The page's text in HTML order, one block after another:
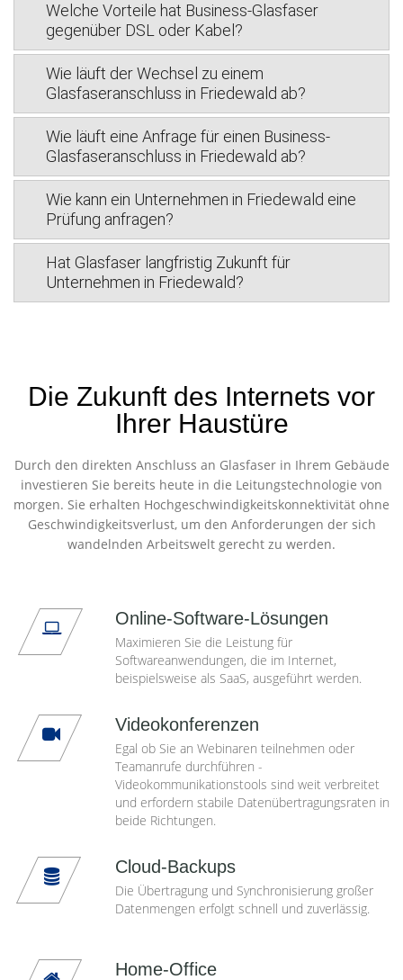
Welche Vorteile hat Business-Glasfaser
gegenüber DSL oder Kabel?
Wie läuft der Wechsel zu einem
Glasfaseranschluss in Friedewald ab?
Wie läuft eine Anfrage für einen Business-
Glasfaseranschluss in Friedewald ab?
Wie kann ein Unternehmen in Friedewald eine
Prüfung anfragen?
Hat Glasfaser langfristig Zukunft für
Unternehmen in Friedewald?
Die Zukunft des Internets vor
Ihrer Haustüre
Durch den direkten Anschluss an Glasfaser in Ihrem Gebäude
investieren Sie bereits heute in die Leitungstechnologie von
morgen. Sie erhalten Hochgeschwindigkeitskonnektivität ohne
Geschwindigkeitsverlust, um den Anforderungen der sich
wandelnden Arbeitswelt gerecht zu werden.
Online-Software-Lösungen
Maximieren Sie die Leistung für
Softwareanwendungen, die im Internet,
beispielsweise als SaaS, ausgeführt werden.
Videokonferenzen
Egal ob Sie an Webinaren teilnehmen oder
Teamanrufe durchführen -
Videokommunikationstools sind weit verbreitet
und erfordern stabile Datenübertragungsraten in
beide Richtungen.
Cloud-Backups
Die Übertragung und Synchronisierung großer
Datenmengen erfolgt schnell und zuverlässig.
Home-Office